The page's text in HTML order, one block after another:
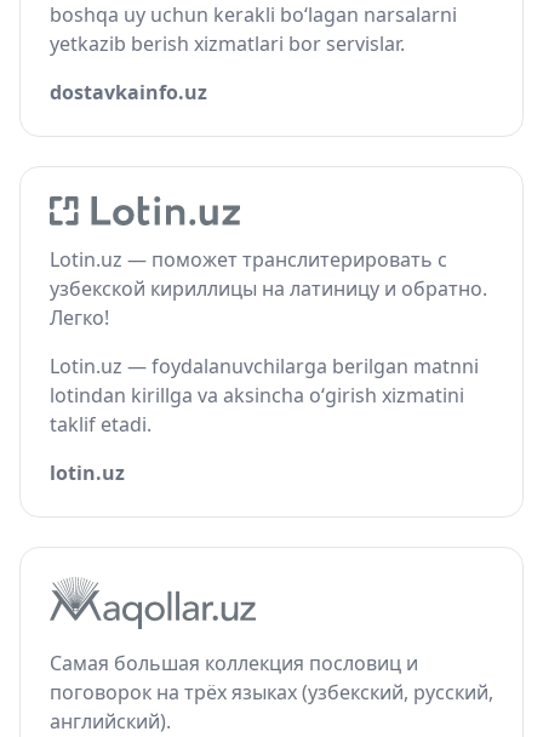
boshqa uy uchun kerakli bo‘lagan narsalarni
yetkazib berish xizmatlari bor servislar.
dostavkainfo.uz
Lotin.uz — поможет транслитерировать с
узбекской кириллицы на латиницу и обратно.
Легко!
Lotin.uz — foydalanuvchilarga berilgan matnni
lotindan kirillga va aksincha o‘girish xizmatini
taklif etadi.
lotin.uz
Самая большая коллекция пословиц и
поговорок на трёх языках (узбекский, русский,
английский).